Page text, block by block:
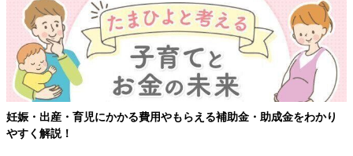
妊娠・出産・育児にかかる費用やもらえる補助金・助成金をわかり
やすく解説！